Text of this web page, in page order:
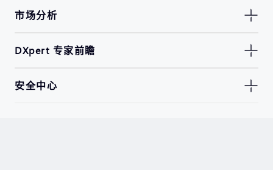
市场分析
DXpert 专家前瞻
安全中心